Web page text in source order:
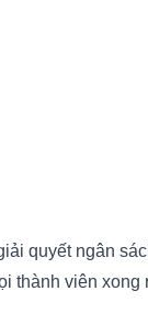
quyết ngân
thành viên xong